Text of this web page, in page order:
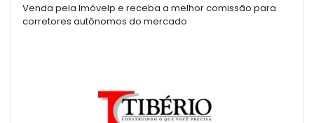
Venda pela Imóvelp e receba a melhor comissão para
corretores autônomos do mercado